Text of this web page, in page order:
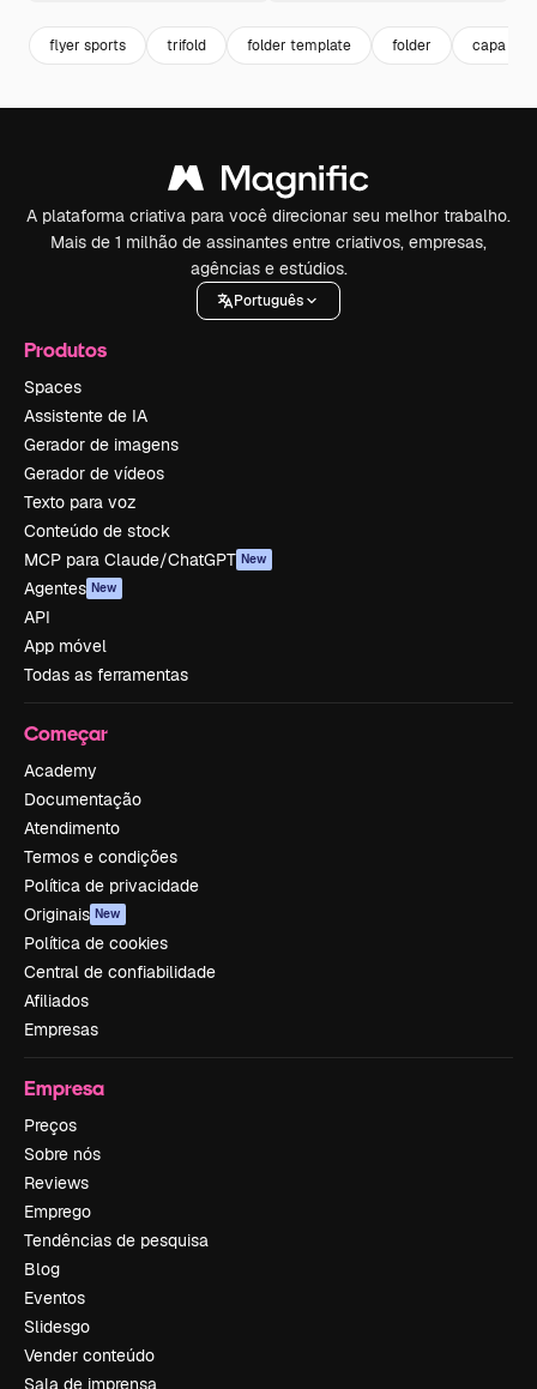
flyer sports trifold folder template folder capa de
A plataforma criativa para você direcionar seu melhor trabalho.
Mais de 1 milhão de assinantes entre criativos, empresas,
agências e estúdios.
Português
Produtos
Spaces
Assistente de IA
Gerador de imagens
Gerador de vídeos
Texto para voz
Conteúdo de stock
MCP para Claude/ChatGPT New
Agentes New
API
App móvel
Todas as ferramentas
Começar
Academy
Documentação
Atendimento
Termos e condições
Política de privacidade
Originais New
Política de cookies
Central de confiabilidade
Afiliados
Empresas
Empresa
Preços
Sobre nós
Reviews
Emprego
Tendências de pesquisa
Blog
Eventos
Slidesgo
Vender conteúdo
Sala de imprensa